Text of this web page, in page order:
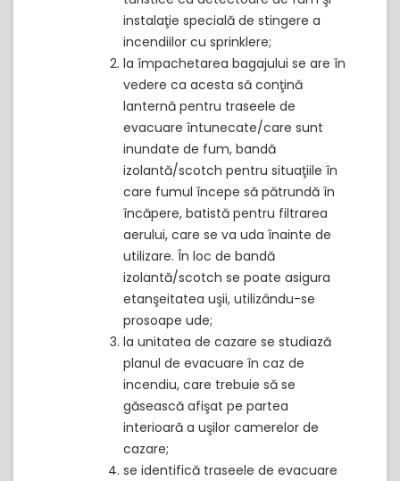
instalaţie specială de stingere a
incendiilor cu sprinklere;
la împachetarea bagajului se are în
vedere ca acesta să conţină
lanternă pentru traseele de
evacuare întunecate/care sunt
inundate de fum, bandă
izolantă/scotch pentru situaţiile în
care fumul începe să pătrundă în
încăpere, batistă pentru filtrarea
aerului, care se va uda înainte de
utilizare. În loc de bandă
izolantă/scotch se poate asigura
etanşeitatea uşii, utilizându-se
prosoape ude;
la unitatea de cazare se studiază
planul de evacuare în caz de
incendiu, care trebuie să se
găsească afişat pe partea
interioară a uşilor camerelor de
cazare;
se identifică traseele de evacuare